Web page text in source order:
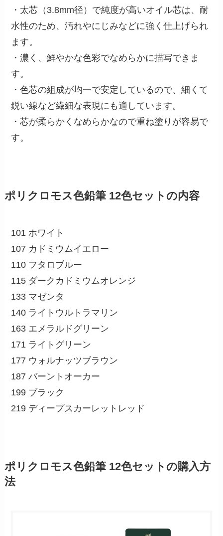
・太芯（3.8mm径）で純度が高いオイル芯は、耐
水性のため、汚れやにじみなどに強く仕上げられ
ます。
・濃く、鮮やかな色彩でなめらかに描写できま
す。
・色芯の組成が均一で安定しているので、細くて
鋭い線など繊細な表現にも適しています。
・芯が柔らかくなめらかなので重ね塗りが容易で
す。
ポリクロモス色鉛筆 12色セットの内容
101 ホワイト
107 カドミウムイエロー
110 フタロブルー
115 ダークカドミウムオレンジ
133 マゼンタ
140 ライトウルトラマリン
163 エメラルドグリーン
171 ライトグリーン
177 ウォルナッツブラウン
187 バーントオーカー
199 ブラック
219 ディープスカーレットレッド
ポリクロモス色鉛筆 12色セットの購入方
法